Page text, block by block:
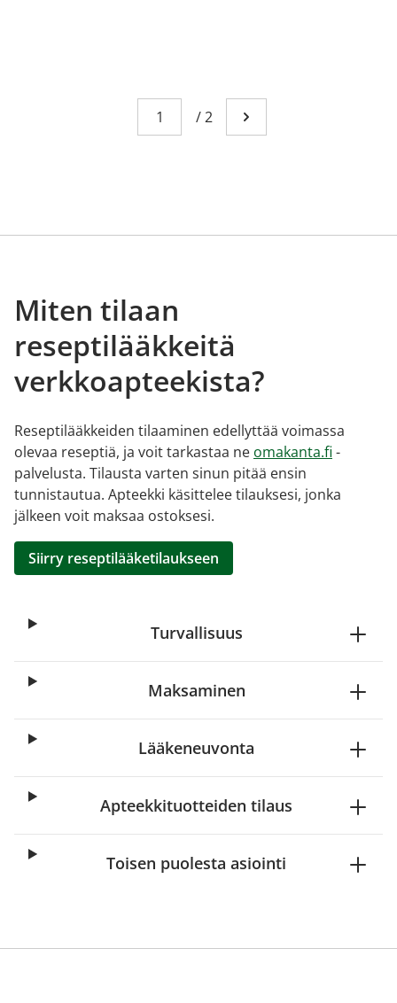
Sivu
You're currently reading page 1
/2 Mene seuraavalle
Miten tilaan
reseptilääkkeitä
verkkoapteekista?
Reseptilääkkeiden tilaaminen edellyttää voimassa
olevaa reseptiä, ja voit tarkastaa ne omakanta.fi -
palvelusta. Tilausta varten sinun pitää ensin
tunnistautua. Apteekki käsittelee tilauksesi, jonka
jälkeen voit maksaa ostoksesi.
Siirry reseptilääketilaukseen
Turvallisuus
Maksaminen
Lääkeneuvonta
Apteekkituotteiden tilaus
Toisen puolesta asiointi